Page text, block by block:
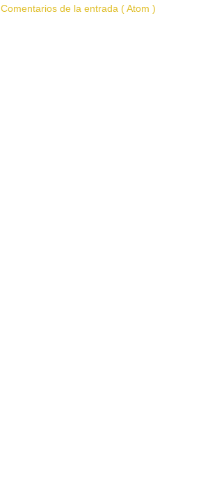
Comentarios de la entrada ( Atom )